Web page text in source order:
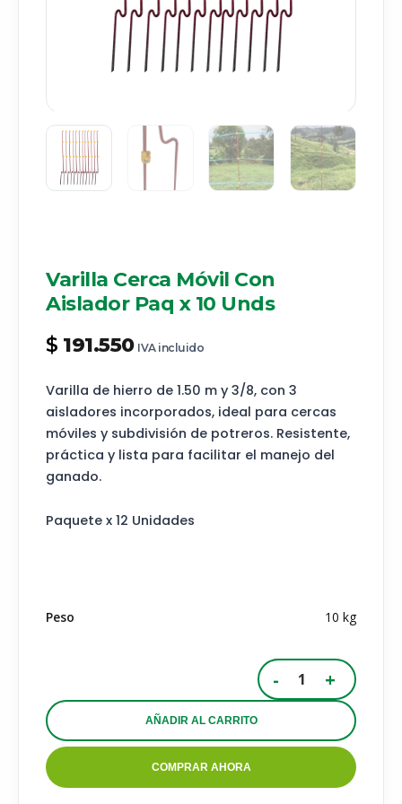
Varilla Cerca Móvil Con
Aislador Paq x 10 Unds
$ 191.550 IVA incluido
Varilla de hierro de 1.50 m y 3/8, con 3
aisladores incorporados, ideal para cercas
móviles y subdivisión de potreros. Resistente,
práctica y lista para facilitar el manejo del
ganado.
Paquete x 12 Unidades
Peso 10 kg
-
Varilla
Cerca
Móvil
Aislador
10
+
AÑADIR AL CARRITO
COMPRAR AHORA